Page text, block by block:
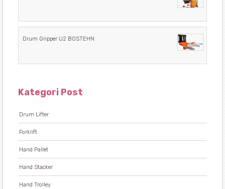
Drum Gripper U2 BOSTEHN
Kategori Post
Drum Lifter
Forklift
Hand Pallet
Hand Stacker
Hand Trolley